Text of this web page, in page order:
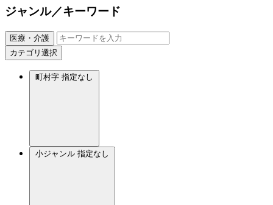
ジャンル／キーワード
医療・介護
カテゴリ選択
町村字 指定なし
小ジャンル 指定なし